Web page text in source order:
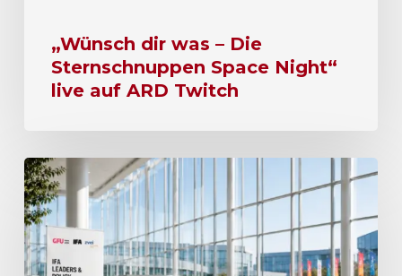
„Wünsch dir was – Die
Sternschnuppen Space Night“
live auf ARD Twitch